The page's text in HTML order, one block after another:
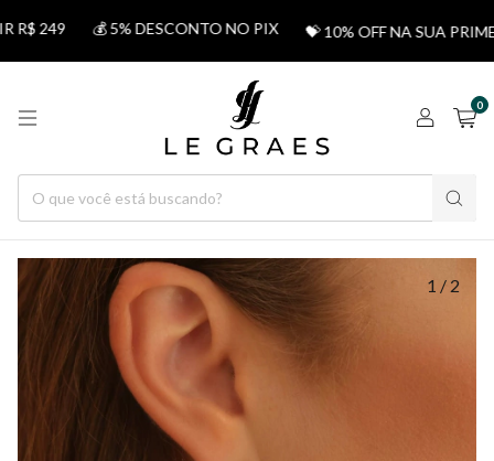
249 💰 5% DESCONTO NO PIX 💝 10% OFF NA SUA
0
1 / 2